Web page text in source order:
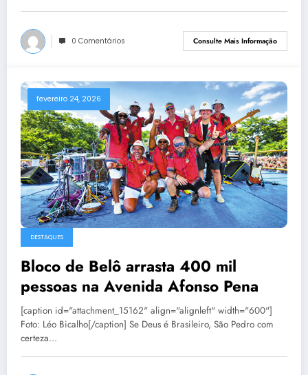
0 Comentários Consulte Mais Informação
fevereiro 24, 2026
DESTAQUES
Bloco de Belô arrasta 400 mil
pessoas na Avenida Afonso Pena
[caption id="attachment_15162" align="alignleft" width="600"]
Foto: Léo Bicalho[/caption] Se Deus é Brasileiro, São Pedro com
certeza…